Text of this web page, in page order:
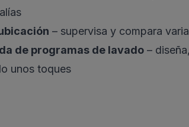
– supervisa y compara
de programas de lavado–
unos toques